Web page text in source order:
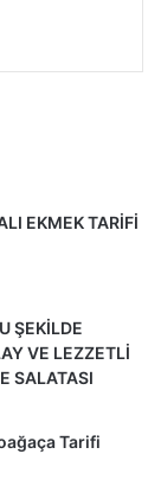
EKMEK TARİFİ
ŞEKİLDE
VE LEZZETLİ
SALATASI
Tarifi